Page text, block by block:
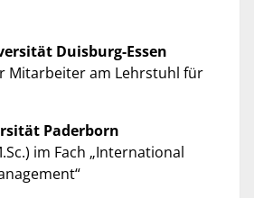
Duisburg-Essen
Mitarbeiter am Lehrstuhl für
Paderborn
im Fach „International